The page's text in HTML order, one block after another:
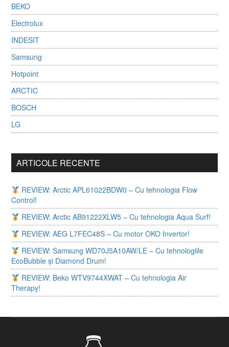
BEKO
Electrolux
INDESIT
Samsung
Hotpoint
ARCTIC
BOSCH
LG
ARTICOLE RECENTE
REVIEW: Arctic APL61022BDW0 – Cu tehnologia Flow
Control!
REVIEW: Arctic AB91222XLW5 – Cu tehnologia Aqua Surf!
REVIEW: AEG L7FEC48S – Cu motor OKO Invertor!
REVIEW: Samsung WD70J5A10AW/LE – Cu tehnologiile
EcoBubble și Diamond Drum!
REVIEW: Beko WTV9744XWAT – Cu tehnologia Air
Therapy!